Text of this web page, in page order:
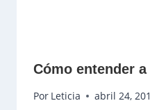
Cómo entender
Por Leticia abril 24,